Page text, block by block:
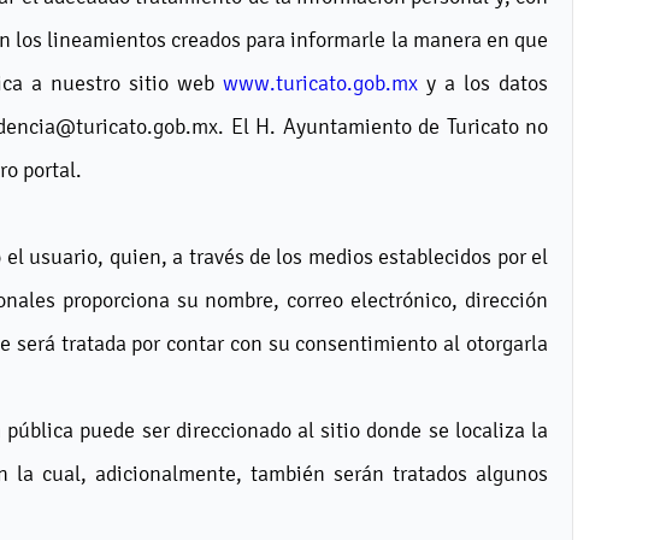
lineamientos creados para informarle la manera en que
a nuestro sitio web www.turicato.gob.mxy a los datos
El H. Ayuntamiento de Turicato no
portal.
usuario, quien, a través de los medios establecidos por el
proporciona su nombre, correo electrónico, dirección
tratada por contar con su consentimiento al otorgarla
puede ser direccionado al sitio donde se localiza la
la cual, adicionalmente, también serán tratados algunos